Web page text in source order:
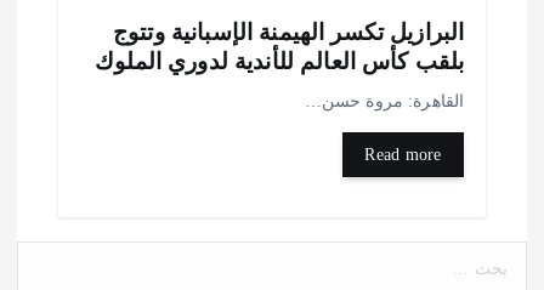
تكسر الهيمنة الإسبانية وتتوج
كأس العالم للأندية لدوري الملوك
مروة حسن…